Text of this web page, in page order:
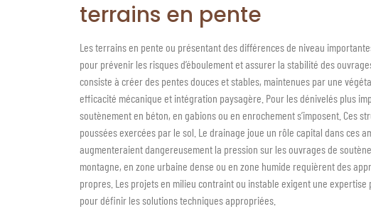
terrains en pente
Les terrains en pente ou présentant des différences de niveau
pour prévenir les risques d’éboulement et assurer la stabilité des
consiste à créer des pentes douces et stables, maintenues par une
efficacité mécanique et intégration paysagère. Pour les dénivelés plus
soutènement en béton, en gabions ou en enrochement s’imposent. Ces
poussées exercées par le sol. Le drainage joue un rôle capital dans ces
augmenteraient dangereusement la pression sur les ouvrages de
montagne, en zone urbaine dense ou en zone humide requièrent des
propres. Les projets en milieu contraint ou instable exigent une
pour définir les solutions techniques appropriées.